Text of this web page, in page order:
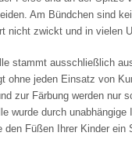
Am Bündchen sind
nicht zwickt und in vielen
stammt ausschließlich
ohne jeden Einsatz von
zur Färbung werden nur
wurde durch
den Füßen Ihrer Kinder ein